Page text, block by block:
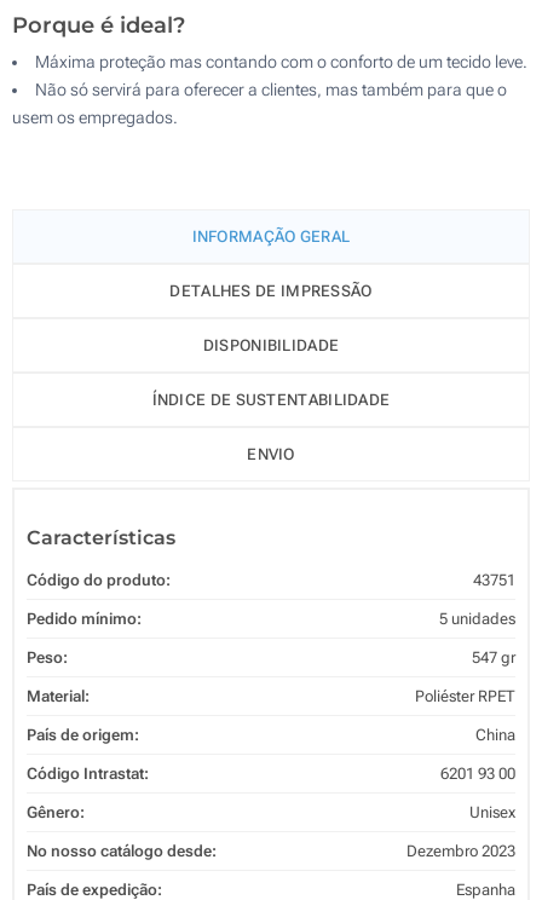
Porque é ideal?
Máxima proteção mas contando com o conforto de um tecido leve.
Não só servirá para oferecer a clientes, mas também para que o
usem os empregados.
INFORMAÇÃO GERAL
DETALHES DE IMPRESSÃO
DISPONIBILIDADE
ÍNDICE DE SUSTENTABILIDADE
ENVIO
Características
Código do produto: 43751
Pedido mínimo: 5 unidades
Peso: 547 gr
Material: Poliéster RPET
País de origem: China
Código Intrastat: 6201 93 00
Gênero: Unisex
No nosso catálogo desde: Dezembro 2023
País de expedição: Espanha